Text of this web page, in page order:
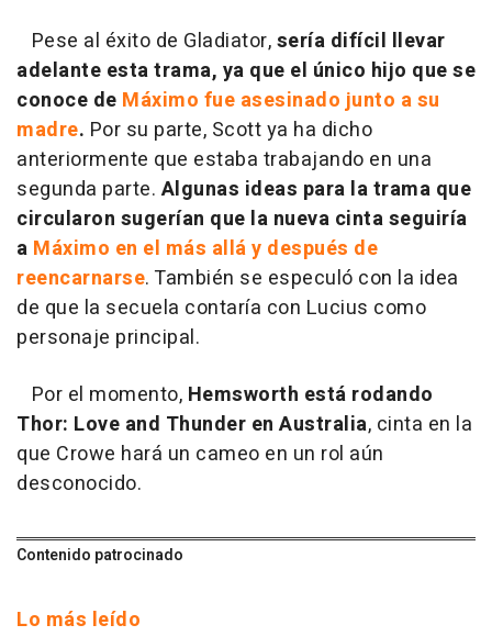
Pese al éxito de Gladiator,sería difícil llevar
adelante esta trama, ya que el único hijo que se
conoce de Máximo fue asesinado junto a su
madre. Por su parte, Scott ya ha dicho
anteriormente que estaba trabajando en una
segunda parte. Algunas ideas para la trama que
circularon sugerían que la nueva cinta seguiría
a Máximo en el más allá y después de
reencarnarse. También se especuló con la idea
de que la secuela contaría con Lucius como
personaje principal.
Por el momento, Hemsworth está rodando
Thor: Love and Thunder en Australia, cinta en la
que Crowe hará un cameo en un rol aún
desconocido.
Contenido patrocinado
Lo más leído